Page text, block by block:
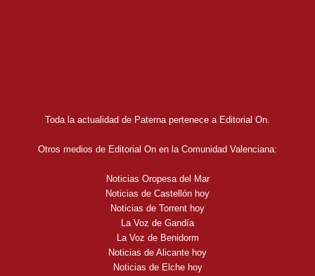
Toda la actualidad de Paterna pertenece a Editorial On.
Otros medios de Editorial On en la Comunidad Valenciana:
Noticias Oropesa del Mar
Noticias de Castellón hoy
Noticias de Torrent hoy
La Voz de Gandía
La Voz de Benidorm
Noticias de Alicante hoy
Noticias de Elche hoy